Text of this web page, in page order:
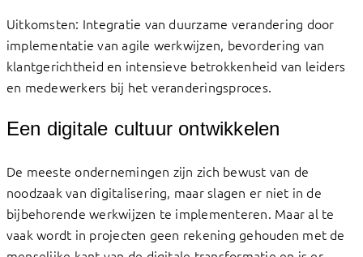
Uitkomsten: Integratie van duurzame verandering door
implementatie van agile werkwijzen, bevordering van
klantgerichtheid en intensieve betrokkenheid van leiders
en medewerkers bij het veranderingsproces.
Een digitale cultuur ontwikkelen
De meeste ondernemingen zijn zich bewust van de
noodzaak van digitalisering, maar slagen er niet in de
bijbehorende werkwijzen te implementeren. Maar al te
vaak wordt in projecten geen rekening gehouden met de